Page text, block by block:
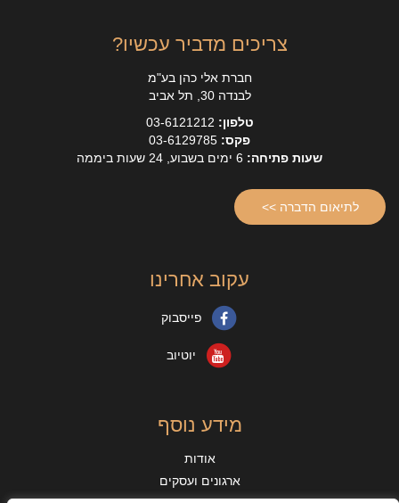
צריכים מדביר עכשיו?
חברת אלי כהן בע"מ
לבנדה 30, תל אביב
טלפון:
פקס:
שעות פתיחה:
לתיאום הדברה >>
עקוב אחרינו
פייסבוק
יוטיוב
מידע נוסף
אודות
ארגונים ועסקים